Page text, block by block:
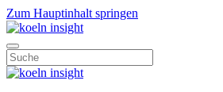
Zum Hauptinhalt springen